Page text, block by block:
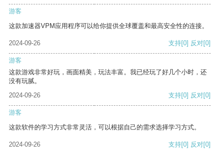
游客
这款加速器VPM应用程序可以给你提供全球覆盖和最高安全性的连接。
2024-09-26 支持[0] 反对[0]
游客
这款游戏非常好玩，画面精美，玩法丰富。我已经玩了好几个小时，还
没有玩腻。
2024-09-26
支持[0] 反对[0]
游客
这款软件的学习方式非常灵活，可以根据自己的需求选择学习方式。
2024-09-26 支持[0] 反对[0]